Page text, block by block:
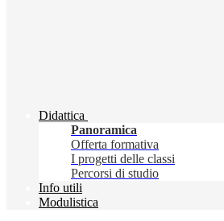
Didattica
Panoramica
Offerta formativa
I progetti delle classi
Percorsi di studio
Info utili
Modulistica